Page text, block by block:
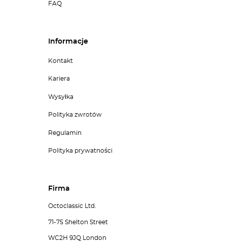
FAQ
Informacje
Kontakt
Kariera
Wysyłka
Polityka zwrotów
Regulamin
Polityka prywatności
Firma
Octoclassic Ltd.
71-75 Shelton Street
WC2H 9JQ London